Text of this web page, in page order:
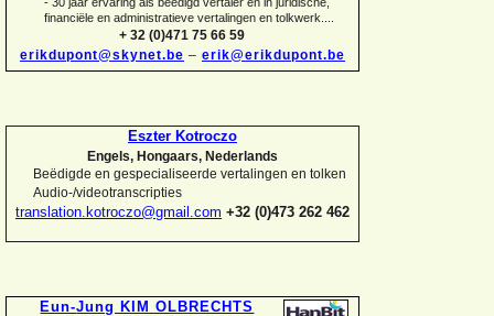
financiële en administratieve vertalingen en tolkwerk....
+ 32 (0)471 75 66 59
erikdupont@skynet.be – erik@erikdupont.be
Eszter Kotroczo
Engels, Hongaars, Nederlands
Beëdigde en gespecialiseerde vertalingen en tolken
Audio-/videotranscripties
translation.kotroczo@gmail.com +32 (0)473 262 462
Eun-Jung KIM OLBRECHTS